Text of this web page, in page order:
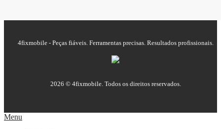
4fixmobile - Peças fiáveis. Ferramentas precisas. Resultados profissionais.
2026 © 4fixmobile. Todos os direitos reservados.
Menu